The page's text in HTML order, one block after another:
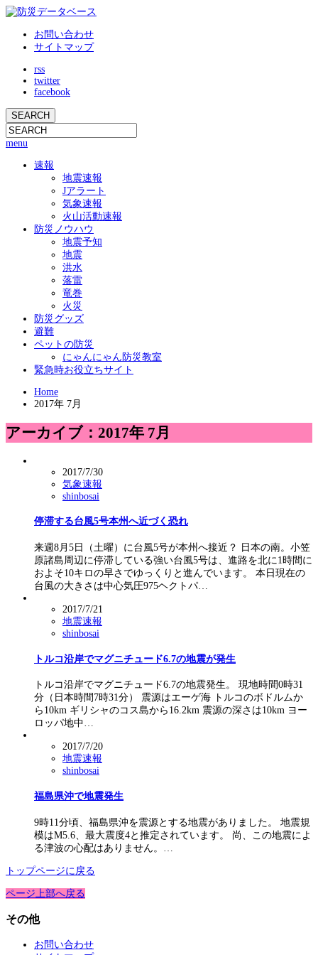
お問い合わせ
サイトマップ
rss
twitter
facebook
menu
速報
地震速報
Jアラート
気象速報
火山活動速報
防災ノウハウ
地震予知
地震
洪水
落雷
竜巻
火災
防災グッズ
避難
ペットの防災
にゃんにゃん防災教室
緊急時お役立ちサイト
Home
2017年 7月
アーカイブ：2017年 7月
2017/7/30
気象速報
shinbosai
停滞する台風5号本州へ近づく恐れ
来週8月5日（土曜）に台風5号が本州へ接近？ 日本の南。小笠
原諸島周辺に停滞している強い台風5号は、進路を北に1時間に
およそ10キロの早さでゆっくりと進んでいます。 本日現在の
台風の大きさは中心気圧975ヘクトパ…
2017/7/21
地震速報
shinbosai
トルコ沿岸でマグニチュード6.7の地震が発生
トルコ沿岸でマグニチュード6.7の地震発生。 現地時間0時31
分（日本時間7時31分） 震源はエーゲ海 トルコのボドルムか
ら10km ギリシャのコス島から16.2km 震源の深さは10km ヨー
ロッパ地中…
2017/7/20
地震速報
shinbosai
福島県沖で地震発生
9時11分頃、福島県沖を震源とする地震がありました。 地震規
模はM5.6、最大震度4と推定されています。 尚、この地震によ
る津波の心配はありません。…
トップページに戻る
ページ上部へ戻る
その他
お問い合わせ